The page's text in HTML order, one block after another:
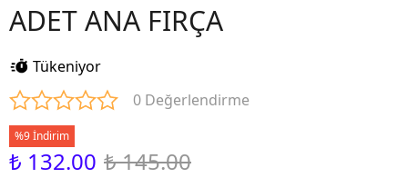
ADET ANA FIRÇA
Tükeniyor
0 Değerlendirme
%9 İndirim
₺ 132.00 ₺ 145.00